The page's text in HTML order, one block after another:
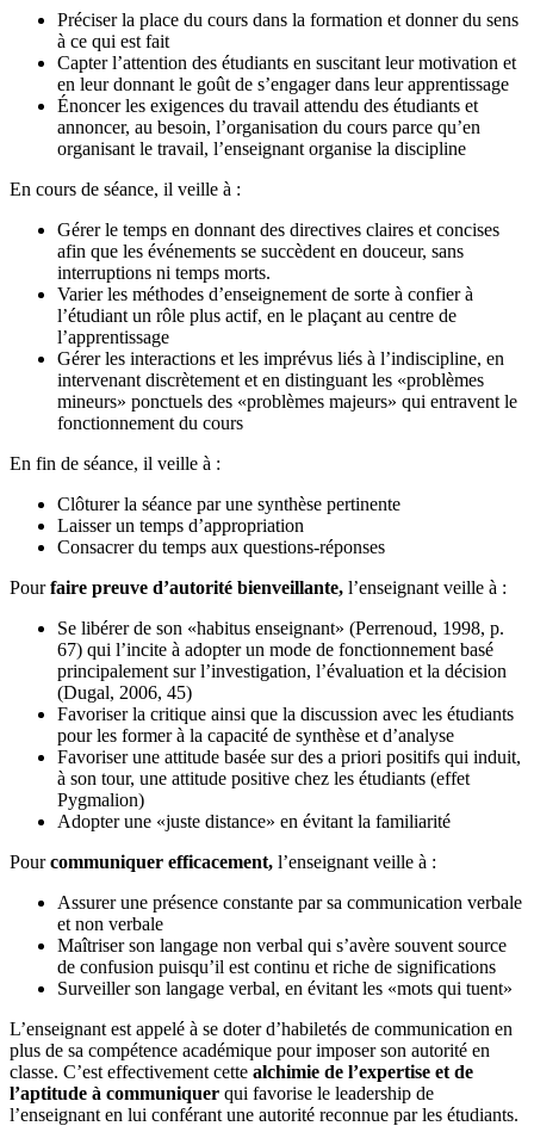
Préciser la place du cours dans la formation et donner du sens
à ce qui est fait
Capter l’attention des étudiants en suscitant leur motivation et
en leur donnant le goût de s’engager dans leur apprentissage
Énoncer les exigences du travail attendu des étudiants et
annoncer, au besoin, l’organisation du cours parce qu’en
organisant le travail, l’enseignant organise la discipline
En cours de séance, il veille à :
Gérer le temps en donnant des directives claires et concises
afin que les événements se succèdent en douceur, sans
interruptions ni temps morts.
Varier les méthodes d’enseignement de sorte à confier à
l’étudiant un rôle plus actif, en le plaçant au centre de
l’apprentissage
Gérer les interactions et les imprévus liés à l’indiscipline, en
intervenant discrètement et en distinguant les «problèmes
mineurs» ponctuels des «problèmes majeurs» qui entravent le
fonctionnement du cours
En fin de séance, il veille à :
Clôturer la séance par une synthèse pertinente
Laisser un temps d’appropriation
Consacrer du temps aux questions-réponses
Pourfaire preuve d’autorité bienveillante, l’enseignant veille à :
Se libérer de son «habitus enseignant» (Perrenoud, 1998, p.
67) qui l’incite à adopter un mode de fonctionnement basé
principalement sur l’investigation, l’évaluation et la décision
(Dugal, 2006, 45)
Favoriser la critique ainsi que la discussion avec les étudiants
pour les former à la capacité de synthèse et d’analyse
Favoriser une attitude basée sur des a priori positifs qui induit,
à son tour, une attitude positive chez les étudiants (effet
Pygmalion)
Adopter une «juste distance» en évitant la familiarité
Pourcommuniquer efficacement, l’enseignant veille à :
Assurer une présence constante par sa communication verbale
et non verbale
Maîtriser son langage non verbal qui s’avère souvent source
de confusion puisqu’il est continu et riche de significations
Surveiller son langage verbal, en évitant les «mots qui tuent»
L’enseignant est appelé à se doter d’habiletés de communication en
plus de sa compétence académique pour imposer son autorité en
classe. C’est effectivement cette alchimie de l’expertise et de
l’aptitude à communiquer qui favorise le leadership de
l’enseignant en lui conférant une autorité reconnue par les étudiants.